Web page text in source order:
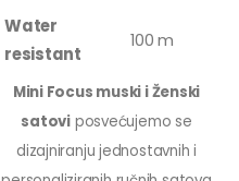
Water
resistant
100 m
Mini Focus muski i Ženski
satovi posvećujemo se
dizajniranju jednostavnih i